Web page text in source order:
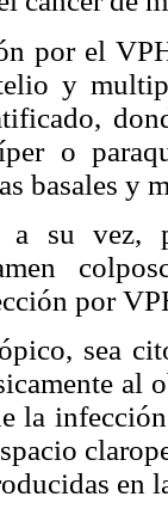
por el
y
o
basales y
a su vez,
por
sea
al
la
en